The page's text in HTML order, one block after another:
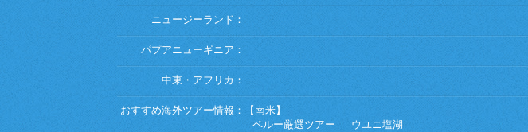
ニュージーランド：
パプアニューギニア：
中東・アフリカ：
おすすめ海外ツアー情報：
【南米】
ペルー厳選ツアー
ウユニ塩湖